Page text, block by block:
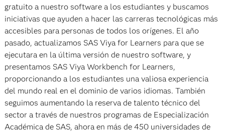
gratuito a nuestro software a los estudiantes y buscamos
iniciativas que ayuden a hacer las carreras tecnológicas más
accesibles para personas de todos los orígenes. El año
pasado, actualizamos SAS Viya for Learners para que se
ejecutara en la última versión de nuestro software, y
presentamos SAS Viya Workbench for Learners,
proporcionando a los estudiantes una valiosa experiencia
del mundo real en el dominio de varios idiomas. También
seguimos aumentando la reserva de talento técnico del
sector a través de nuestros programas de Especialización
Académica de SAS, ahora en más de 450 universidades de